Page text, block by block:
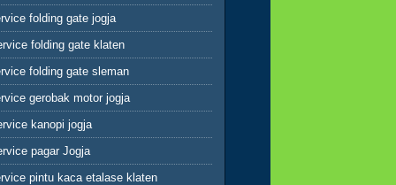
dosalah yang
hati, mari perbaiki
memohon ampun atas
dosa kita kepada Allah
3
engkau berbuat baik,berarti
baik untuk dirimu sendiri
jika engkau berbuat buruk maka
folding gate jogja
folding gate klaten
folding gate sleman
gerobak motor jogja
kanopi jogja
pagar Jogja
pintu kaca etalase klaten